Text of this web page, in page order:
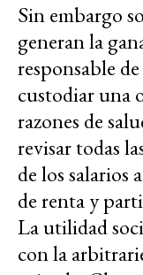
Sin embargo
generan la
responsable
custodiar una
razones de
revisar todas
de los salarios
de renta y
La utilidad
con la